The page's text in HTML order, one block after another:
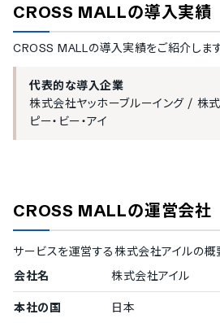
CROSS MALLの導入実績
CROSS MALL の導入実績をご紹介します
代表的な導入企業
株式会社ヤッホーブルーイング/ 株
ピー・ビー・アイ
ます。
100〜299名
株式会社ヤッホーブルーイング/株
20〜49名
株式会社ピー・ビー・アイ
CROSS MALLの運営会社
サービスを運営する株式会社アイルの概
会社名
株式会社アイル
本社の国 日本